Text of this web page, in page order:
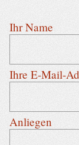
Ihr Name
Bitte lasse
Ihre E-Mail-
Anliegen